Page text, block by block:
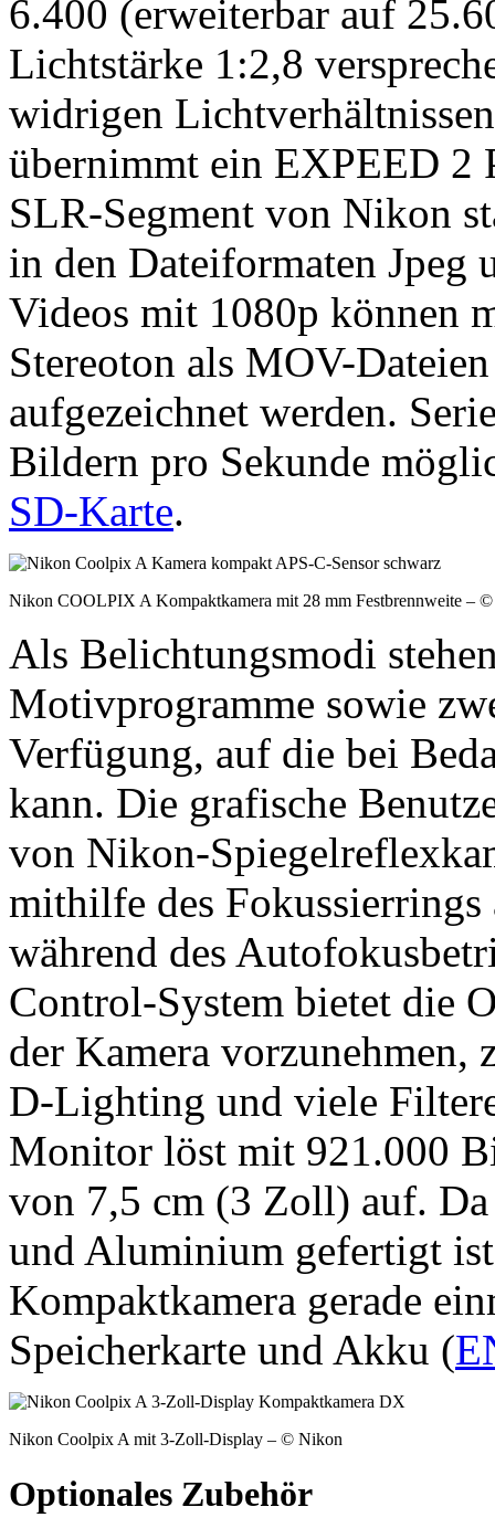
6.400 (erweiterbar auf
Lichtstärke 1:2,8
widrigen
übernimmt ein EXPEED 2
SLR-Segment von Nikon
in den Dateiformaten
Videos mit 1080p können
Stereoton als MOV-
aufgezeichnet werden.
Bildern pro Sekunde
SD-Karte.
Nikon COOLPIX A Kompaktkamera mit 28 mm Festbrennweite –
Als Belichtungsmodi
Motivprogramme sowie
Verfügung, auf die bei
kann. Die grafische
von Nikon-
mithilfe des
während des
Control-System bietet die
der Kamera vorzunehmen,
D-Lighting und viele
Monitor löst mit 921.000
von 7,5 cm (3 Zoll) auf. Da
und Aluminium gefertigt
Kompaktkamera gerade
Speicherkarte und Akku (
Nikon Coolpix A mit 3-Zoll-Display – © Nikon
Optionales Zubehör